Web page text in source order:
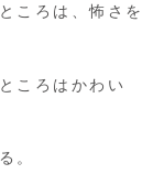
ころは、怖さを
ころはかわい
。